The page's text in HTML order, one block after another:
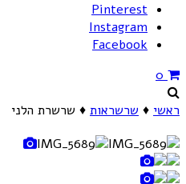
Pinterest
Instagram
Facebook
0
ראשי ♦ שרשראות ♦ שרשרת הלני‎